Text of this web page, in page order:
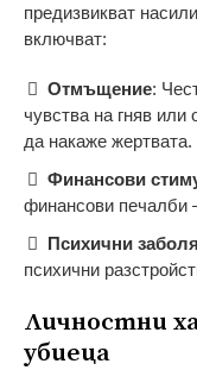
предизвикват
включват:
Отмъщение:
чувства на гняв
да накаже жертвата.
Финансови
финансови печалби
Психични
психични
Личностни
убиеца